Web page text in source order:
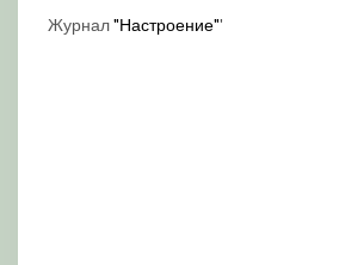
Журнал"Настроение"'